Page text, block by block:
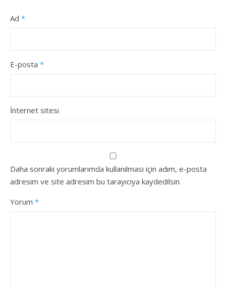
Ad *
E-posta *
İnternet sitesi
Daha sonraki yorumlarımda kullanılması için adım, e-posta
adresim ve site adresim bu tarayıcıya kaydedilsin.
Yorum *